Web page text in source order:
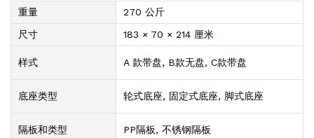
重量
270 公斤
尺寸
183 × 70 × 214 厘米
样式 A 款带盘, B款无盘, C款带盘
底座类型 轮式底座, 固定式底座, 脚式底座
隔板和类型 PP隔板, 不锈钢隔板